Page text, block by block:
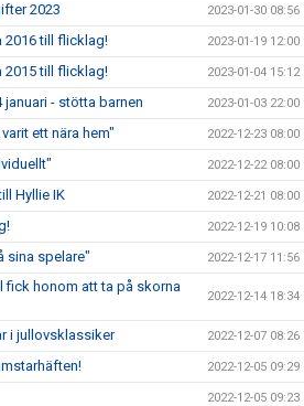
2023 2023-01-30 08:56
2016 till flicklag! 2023-01-19 12:00
2015 till flicklag! 2023-01-04 15:12
januari - stötta barnen 2023-01-03 22:00
ett nära hem" 2022-12-23 08:00
2022-12-22 08:00
Hyllie IK 2022-12-21 08:00
2022-12-19 10:08
sina spelare" 2022-12-17 11:56
fick honom att ta på skorna
2022-12-14 18:34
i jullovsklassiker 2022-12-07 08:26
2022-12-05 09:29
2022-12-05 09:23